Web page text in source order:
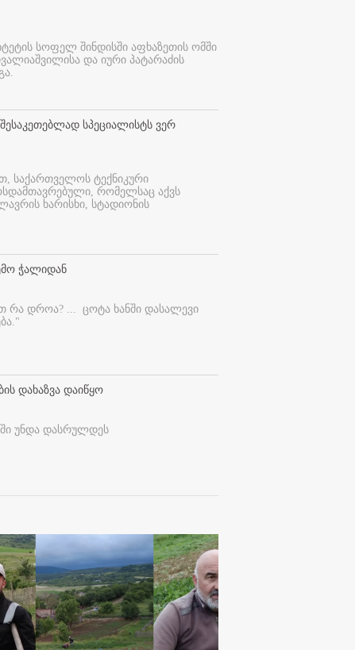
სოფელ შინდისში აფხაზეთის ომში
და იური პატარაძის
სპეციალისტს ვერ
საქართველოს ტექნიკური
რომელსაც აქვს
ხარისხი, სტადიონის
ჭალიდან
რა დროა? ... ცოტა ხანში დასალევი
დახაზვა დაიწყო
უნდა დასრულდეს